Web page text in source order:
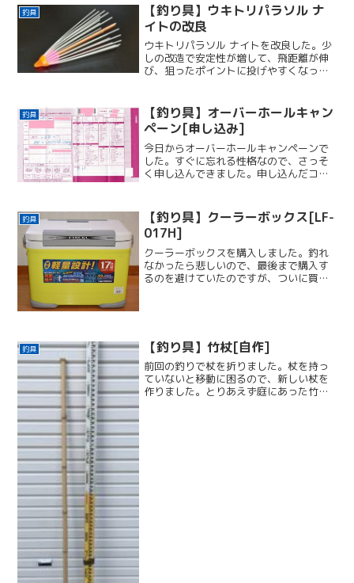
釣具
【釣り具】ウキトリパラソル ナ
イトの改良
ウキトリパラソル ナイトを改良した。少
しの改造で安定性が増して、飛距離が伸
び、狙ったポイントに投げやすくなっ
釣具
【釣り具】オーバーホールキャン
ペーン[申し込み]
今日からオーバーホールキャンペーンで
した。すぐに忘れる性格なので、さっそ
く申し込んできました。申し込んだコー
いた道糸道糸はリールから外して預けま
した。調べたら、「別に...
釣具
【釣り具】クーラーボックス[LF-
017H]
クーラーボックスを購入しました。釣れ
なかったら悲しいので、最後まで購入す
るのを避けていたのですが、ついに買っ
釣具 【釣り具】竹杖[自作]
前回の釣りで杖を折りました。杖を持っ
ていないと移動に困るので、新しい杖を
作りました。とりあえず庭にあった竹を